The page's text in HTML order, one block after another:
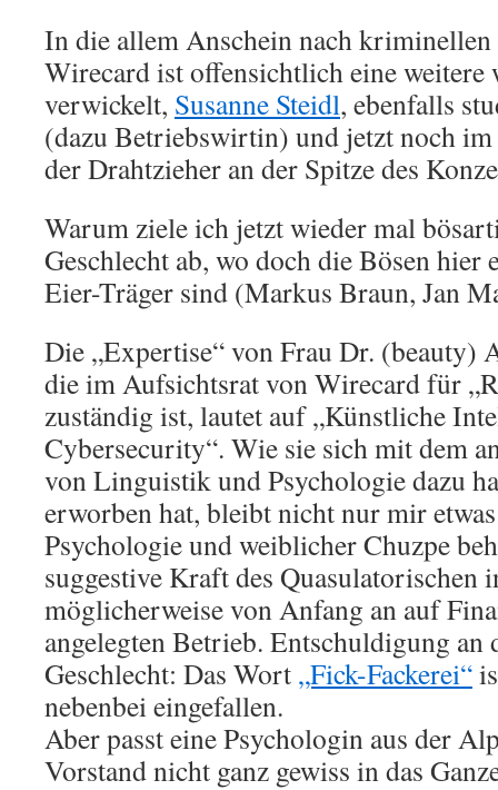
In die allem Anschein nach
Wirecard ist offensichtlich eine
verwickelt, Susanne Steidl, ebenfalls
(dazu Betriebswirtin) und jetzt noch
der Drahtzieher an der Spitze des
Warum ziele ich jetzt wieder mal
Geschlecht ab, wo doch die Bösen hier
Eier-Träger sind (Markus Braun, Jan
Die „Expertise“ von Frau Dr. (beauty)
die im Aufsichtsrat von Wirecard für
zuständig ist, lautet auf „Künstliche
Cybersecurity“. Wie sie sich mit dem
von Linguistik und Psychologie dazu
erworben hat, bleibt nicht nur mir
Psychologie und weiblicher Chuzpe
suggestive Kraft des Quasulatorischen
möglicherweise von Anfang an auf
angelegten Betrieb. Entschuldigung an
Geschlecht: Das Wort „Fick-Fackerei“
nebenbei eingefallen.
Aber passt eine Psychologin aus der
Vorstand nicht ganz gewiss in das